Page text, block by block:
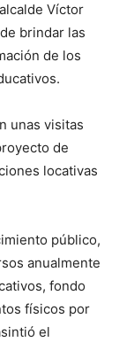
Víctor
brindar las
de los
unas visitas
de
locativas
público,
anualmente
fondo
físicos por
el